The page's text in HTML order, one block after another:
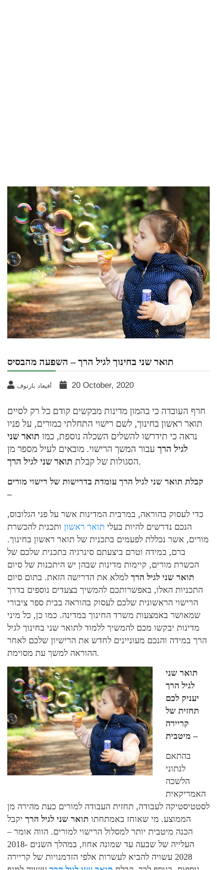
תואר שני בחינוך לגיל הרך – השפעה מהבסיס
أفيعاد بارتوف 20 October, 2020
חרף העובדה כי בהמון מדינות מבקשים קודם כל רק לסיים
תואר ראשון בחינוך, לשם רישוי התחלתי כמורים, על פניו
נראה כי תידרשו להשלים השכלה נוספת, כמו תואר שני
לגיל הרך עבור המשך הרישוי. מובאים לעיל מספר מן
הסגולות של קבלת תואר שני לגיל הרך .
קבלת תואר שני לגיל הרך עומדת בדרישות של רישוי מורים
–
כדי לעסוק בהוראה, במרבית המדינות אשר על פני הגלובוס,
הנכם נדרשים להיות בעלי תואר ראשון ותכנית להכשרת
מורים, אשר נכללת לפעמים בתכנית של תואר ראשון בחינוך.
ברם, במידה וטרם ביצעתם סינרגיה בתכנית שלכם של
הכשרת מורים, קיימות מדינות שבהן יש היתכנות של סיום
תואר שני לגיל הרך למלא את הדרישה הזאת. בתום סיום
התכניות האלו, באפשרותכם להמשיך בצעדים נוספים בדרך
הרישוי הראשונית שלכם לעסוק בהוראה בבית ספר ציבורי
שמאושר באמצעות משרד החינוך במדינה. כמו כן, כל מיני
מדינות יבקשו מכם להמשיך ללמוד לתואר שני בחינוך לגיל
הרך במידה והנכם מעוניינים לחדש את הרישיון שלכם לאחר
ההוראה למשך עת מסוימת.
תואר שני
לגיל הרך
יעניק לכם
תחזית של
קריירה
מיטבית –
בהתאם
לנתוני
הלשכה
האמריקאית
לסטטיסטיקה לעבודה, תחזית העבודה למורים כעת מהירה מן
הממוצע. מי שאוחז באמתחתו תואר שני לגיל הרך יקבל
הכנה מיטבית יותר למסלול הרישוי למורים. הווה אומר –
העלייה של שבעה עד שמונה אחוז, במהלך השנים 2018-
2028 עשויה להביא לעשרות אלפי הזדמנויות של קריירה